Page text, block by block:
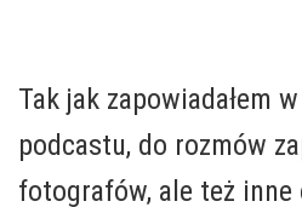
Tak jak zapowiadałem
podcastu, do rozmów
fotografów, ale też inne